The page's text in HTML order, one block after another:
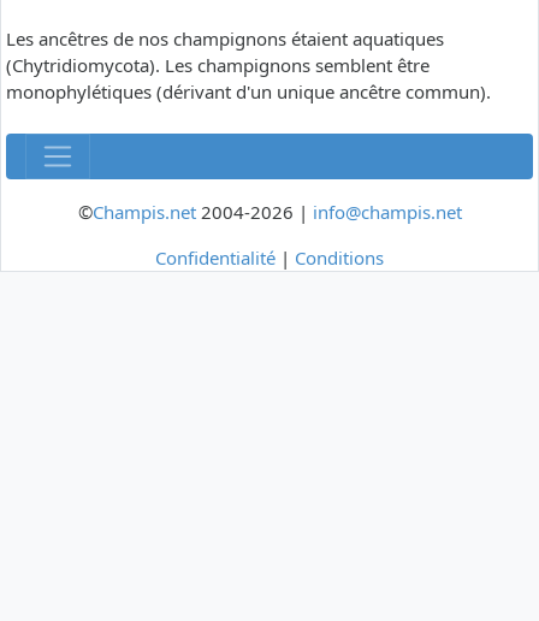
Les ancêtres de nos champignons étaient aquatiques
(Chytridiomycota). Les champignons semblent être
monophylétiques (dérivant d'un unique ancêtre commun).
©Champis.net2004-2026 | info@champis.net
Confidentialité | Conditions